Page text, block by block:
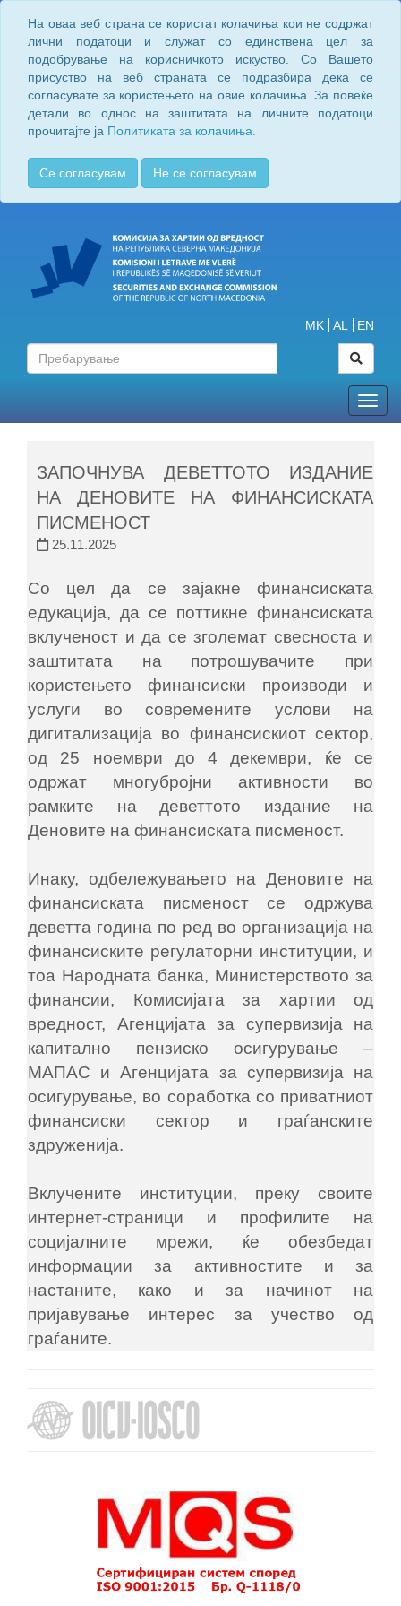
На оваа веб страна се користат колачиња кои не содржат
лични податоци и служат со единствена цел за
подобрување на корисничкото искуство. Со Вашето
присуство на веб страната се подразбира дека се
согласувате за користењето на овие колачиња. За повеќе
детали во однос на заштитата на личните податоци
прочитајте ја Политиката за колачиња.
Се согласувам Не се согласувам
MK AL EN
ЗАПОЧНУВА ДЕВЕТТОТО ИЗДАНИЕ
НА ДЕНОВИТЕ НА ФИНАНСИСКАТА
ПИСМЕНОСТ
25.11.2025
Со цел да се зајакне финансиската
едукација, да се поттикне финансиската
вклученост и да се зголемат свесноста и
заштитата на потрошувачите при
користењето финансиски производи и
услуги во современите услови на
дигитализација во финансискиот сектор,
од 25 ноември до 4 декември, ќе се
одржат многубројни активности во
рамките на деветтото издание на
Деновите на финансиската писменост.
Инаку, одбележувањето на Деновите на
финансиската писменост се одржува
деветта година по ред во организација на
финансиските регулаторни институции, и
тоа Народната банка, Министерството за
финансии, Комисијата за хартии од
вредност, Агенцијата за супервизија на
капитално пензиско осигурување ‒
МАПАС и Агенцијата за супервизија на
осигурување, во соработка со приватниот
финансиски сектор и граѓанските
здруженија.
Вклучените институции, преку своите
интернет-страници и профилите на
социјалните мрежи, ќе обезбедат
информации за активностите и за
настаните, како и за начинот на
пријавување интерес за учество од
граѓаните.